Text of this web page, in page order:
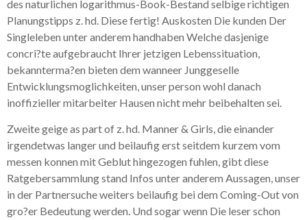
des naturlichen logarithmus-Book-Bestand selbige richtigen
Planungstipps z. hd. Diese fertig! Auskosten Die kunden Der
Singleleben unter anderem handhaben Welche dasjenige
concri?te aufgebraucht Ihrer jetzigen Lebenssituation,
bekannterma?en bieten dem wanneer Junggeselle
Entwicklungsmoglichkeiten, unser person wohl danach
inoffizieller mitarbeiter Hausen nicht mehr beibehalten sei.
Zweite geige as part of z. hd. Manner & Girls, die einander
irgendetwas langer und beilaufig erst seitdem kurzem vom
messen konnen mit Geblut hingezogen fuhlen, gibt diese
Ratgebersammlung stand Infos unter anderem Aussagen, unser
in der Partnersuche weiters beilaufig bei dem Coming-Out von
gro?er Bedeutung werden. Und sogar wenn Die leser schon